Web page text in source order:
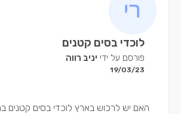
לוכדי בסים קטנים
פורסם על ידי יניב רווה
19/03/23
האם יש לרכוש בארץ לוכדי בסים קטנים